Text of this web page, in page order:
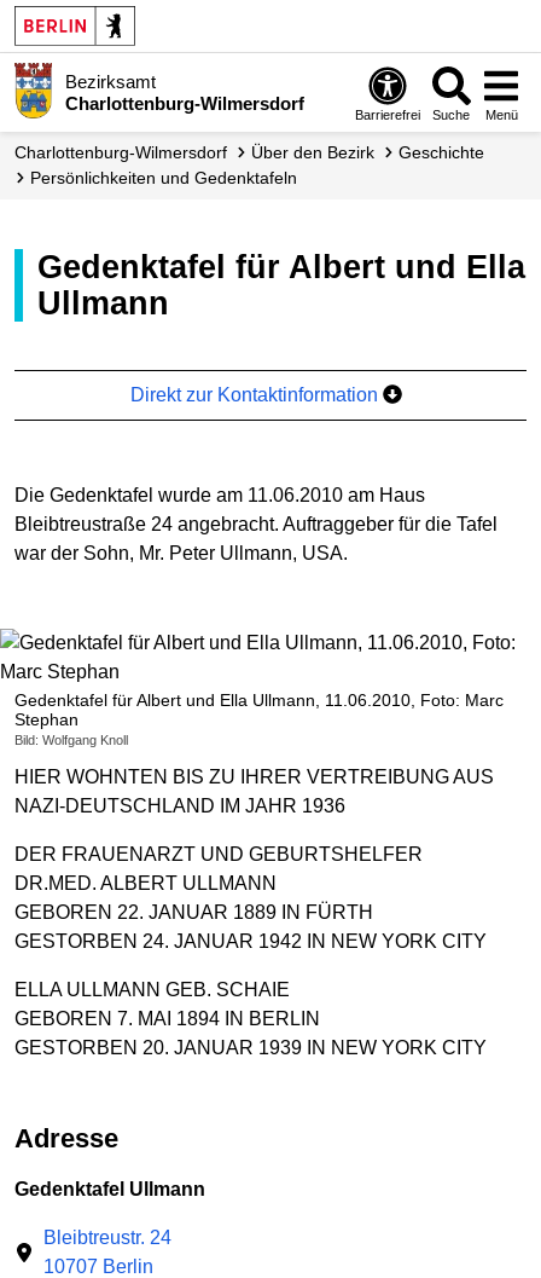
Bezirksamt
Charlottenburg-Wilmersdorf
Barrierefrei Suche Menü
Charlottenburg-Wilmersdorf Über den Bezirk
Geschichte
Persönlichkeiten und Gedenktafeln
Gedenktafel für Albert und Ella
Ullmann
Direkt zur Kontaktinformation
Die Gedenktafel wurde am 11.06.2010 am Haus
Bleibtreustraße 24 angebracht. Auftraggeber für die Tafel
war der Sohn, Mr. Peter Ullmann, USA.
Gedenktafel für Albert und Ella Ullmann, 11.06.2010, Foto: Marc
Stephan
Bild: Wolfgang Knoll
HIER WOHNTEN BIS ZU IHRER VERTREIBUNG AUS
NAZI-DEUTSCHLAND IM JAHR 1936
DER FRAUENARZT UND GEBURTSHELFER
DR.MED. ALBERT ULLMANN
GEBOREN 22. JANUAR 1889 IN FÜRTH
GESTORBEN 24. JANUAR 1942 IN NEW YORK CITY
ELLA ULLMANN GEB. SCHAIE
GEBOREN 7. MAI 1894 IN BERLIN
GESTORBEN 20. JANUAR 1939 IN NEW YORK CITY
Adresse
Gedenktafel Ullmann
Bleibtreustr. 24
10707 Berlin